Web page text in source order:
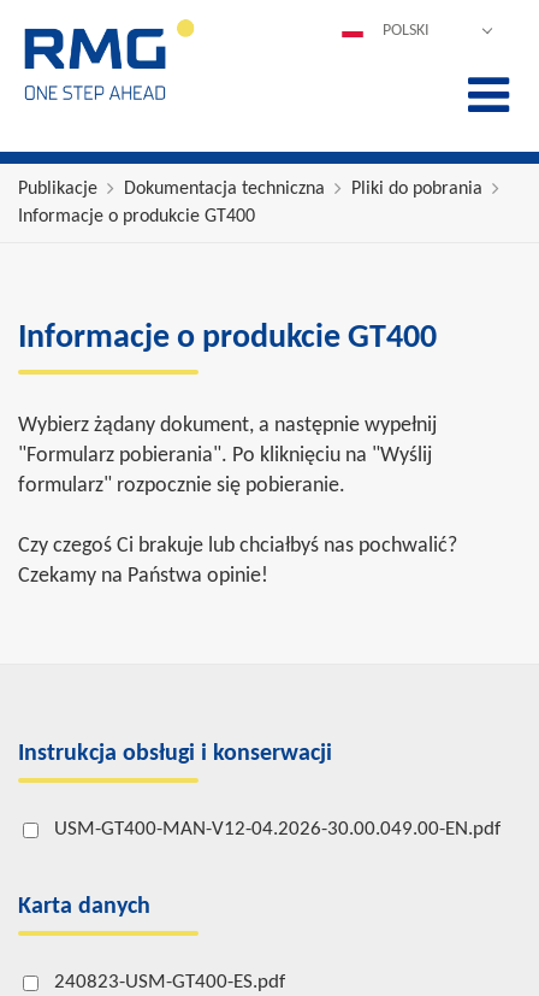
POLSKI
FRANÇAIS
Publikacje Dokumentacja techniczna
Pliki do pobrania
Informacje o produkcie GT400
Informacje o produkcie GT400
Wybierz żądany dokument, a następnie wypełnij
"Formularz pobierania". Po kliknięciu na "Wyślij
formularz" rozpocznie się pobieranie.
Czy czegoś Ci brakuje lub chciałbyś nas pochwalić?
Czekamy na Państwa opinie!
Instrukcja obsługi i konserwacji
USM-GT400-MAN-V12-04.2026-30.00.049.00-EN.pdf
Karta danych
240823-USM-GT400-ES.pdf